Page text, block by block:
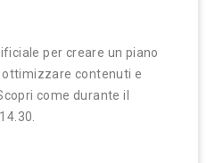
per creare un piano
contenuti e
come durante il